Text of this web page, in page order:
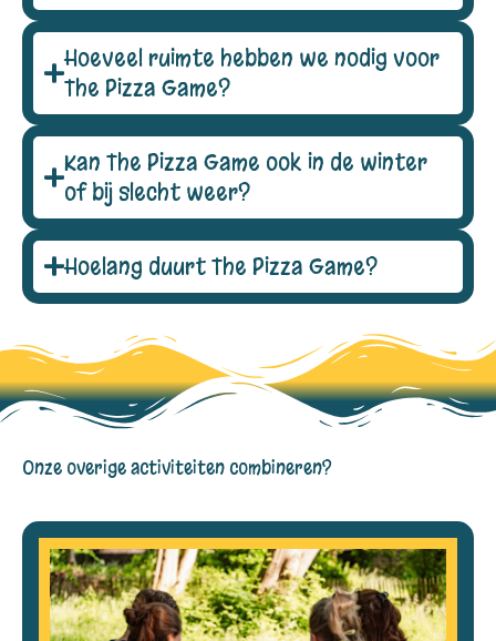
Hoeveel ruimte hebben we nodig voor
The Pizza Game?
Kan The Pizza Game ook in de winter
of bij slecht weer?
Hoelang duurt The Pizza Game?
Onze overige activiteiten combineren?